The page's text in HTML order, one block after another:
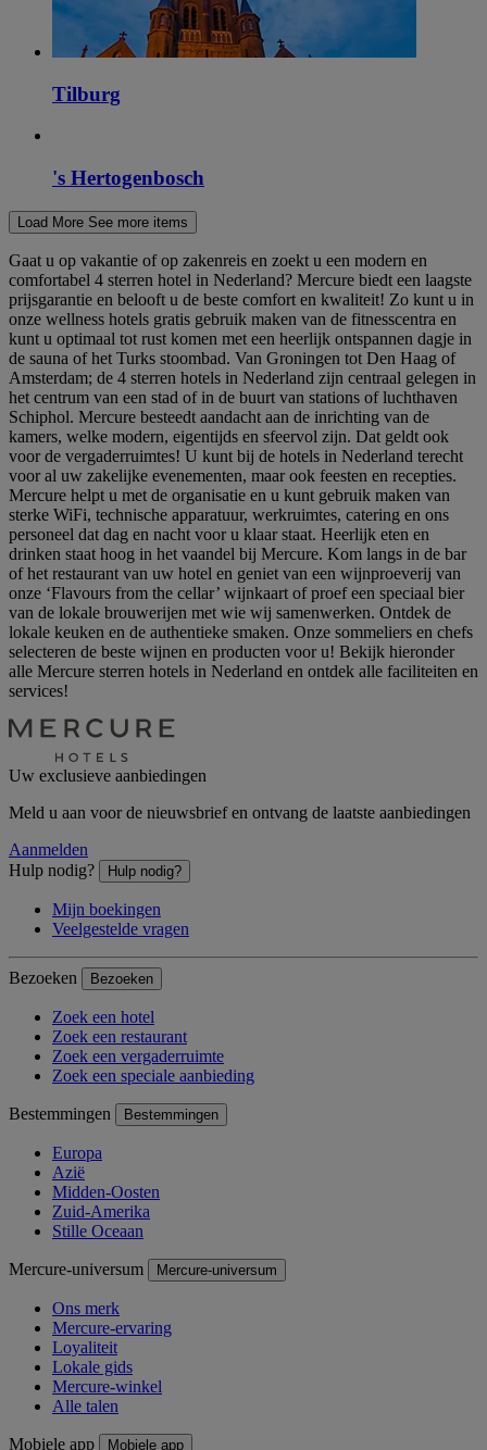
Tilburg
's Hertogenbosch
Load More See more items
Gaat u op vakantie of op zakenreis en zoekt u een modern en
comfortabel 4 sterren hotel in Nederland? Mercure biedt een laagste
prijsgarantie en belooft u de beste comfort en kwaliteit! Zo kunt u in
onze wellness hotels gratis gebruik maken van de fitnesscentra en
kunt u optimaal tot rust komen met een heerlijk ontspannen dagje in
de sauna of het Turks stoombad. Van Groningen tot Den Haag of
Amsterdam; de 4 sterren hotels in Nederland zijn centraal gelegen in
het centrum van een stad of in de buurt van stations of luchthaven
Schiphol. Mercure besteedt aandacht aan de inrichting van de
kamers, welke modern, eigentijds en sfeervol zijn. Dat geldt ook
voor de vergaderruimtes! U kunt bij de hotels in Nederland terecht
voor al uw zakelijke evenementen, maar ook feesten en recepties.
Mercure helpt u met de organisatie en u kunt gebruik maken van
sterke WiFi, technische apparatuur, werkruimtes, catering en ons
personeel dat dag en nacht voor u klaar staat. Heerlijk eten en
drinken staat hoog in het vaandel bij Mercure. Kom langs in de bar
of het restaurant van uw hotel en geniet van een wijnproeverij van
onze ‘Flavours from the cellar’ wijnkaart of proef een speciaal bier
van de lokale brouwerijen met wie wij samenwerken. Ontdek de
lokale keuken en de authentieke smaken. Onze sommeliers en chefs
selecteren de beste wijnen en producten voor u! Bekijk hieronder
alle Mercure sterren hotels in Nederland en ontdek alle faciliteiten en
services!
Uw exclusieve aanbiedingen
Meld u aan voor de nieuwsbrief en ontvang de laatste aanbiedingen
Aanmelden
Hulp nodig?
Hulp nodig?
Mijn boekingen
Veelgestelde vragen
Bezoeken Bezoeken
Zoek een hotel
Zoek een restaurant
Zoek een vergaderruimte
Zoek een speciale aanbieding
Bestemmingen Bestemmingen
Europa
Azië
Midden-Oosten
Zuid-Amerika
Stille Oceaan
Mercure-universum Mercure-universum
Ons merk
Mercure-ervaring
Loyaliteit
Lokale gids
Mercure-winkel
Alle talen
Mobiele app Mobiele app